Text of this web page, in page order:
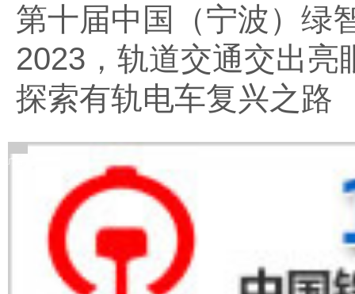
第十届中国（宁波）绿
2023，轨道交通交出亮
探索有轨电车复兴之路
广告